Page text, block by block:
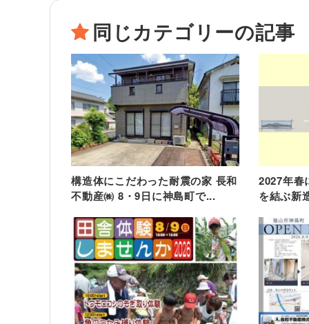
同じカテゴリーの記事
構造体にこだわった耐震の家 長和
不動産㈱ 8・9日に神島町で...
2027年春
を結ぶ新